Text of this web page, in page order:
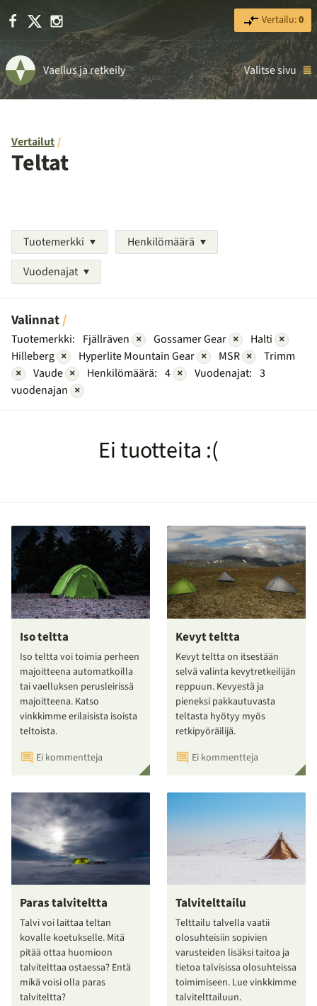
Facebook Instagram Vertailu:0
Vaellus ja retkeily Valitse sivu
Vertailut
Teltat
Tuotemerkki
Henkilömäärä
Vuodenajat
Valinnat
Tuotemerkki: Fjällräven × Gossamer Gear × Halti ×
Hilleberg × Hyperlite Mountain Gear × MSR ×
Trimm
×
Vaude × Henkilömäärä: 4 × Vuodenajat: 3
vuodenajan ×
Ei tuotteita :(
Iso teltta
Iso teltta voi toimia perheen
majoitteena automatkoilla
tai vaelluksen perusleirissä
majoitteena. Katso
vinkkimme erilaisista isoista
teltoista.
Ei kommentteja
Kevyt teltta
Kevyt teltta on itsestään
selvä valinta kevytretkeilijän
reppuun. Kevyestä ja
pieneksi pakkautuvasta
teltasta hyötyy myös
retkipyöräilijä.
Ei kommentteja
Paras talviteltta
Talvi voi laittaa teltan
kovalle koetukselle. Mitä
pitää ottaa huomioon
talvitelttaa ostaessa? Entä
mikä voisi olla paras
talviteltta?
Talvitelttailu
Telttailu talvella vaatii
olosuhteisiin sopivien
varusteiden lisäksi taitoa ja
tietoa talvisissa olosuhteissa
toimimiseen. Lue vinkkimme
talvitelttailuun.